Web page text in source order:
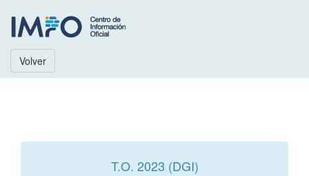
Volver
T.O. 2023 (DGI)